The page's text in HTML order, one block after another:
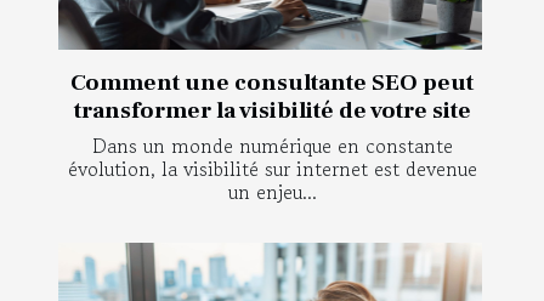
Comment une consultante SEO peut
transformer la visibilité de votre site
Dans un monde numérique en constante
évolution, la visibilité sur internet est devenue
un enjeu...